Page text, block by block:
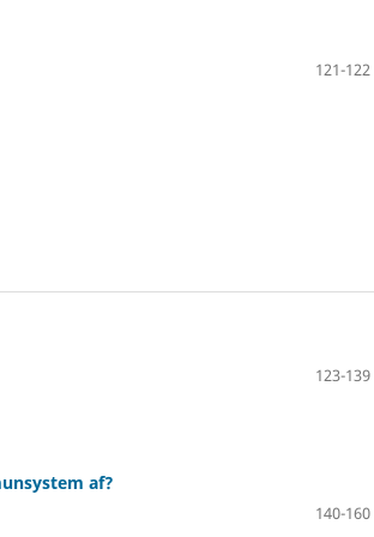
121-122
123-139
af?
140-160